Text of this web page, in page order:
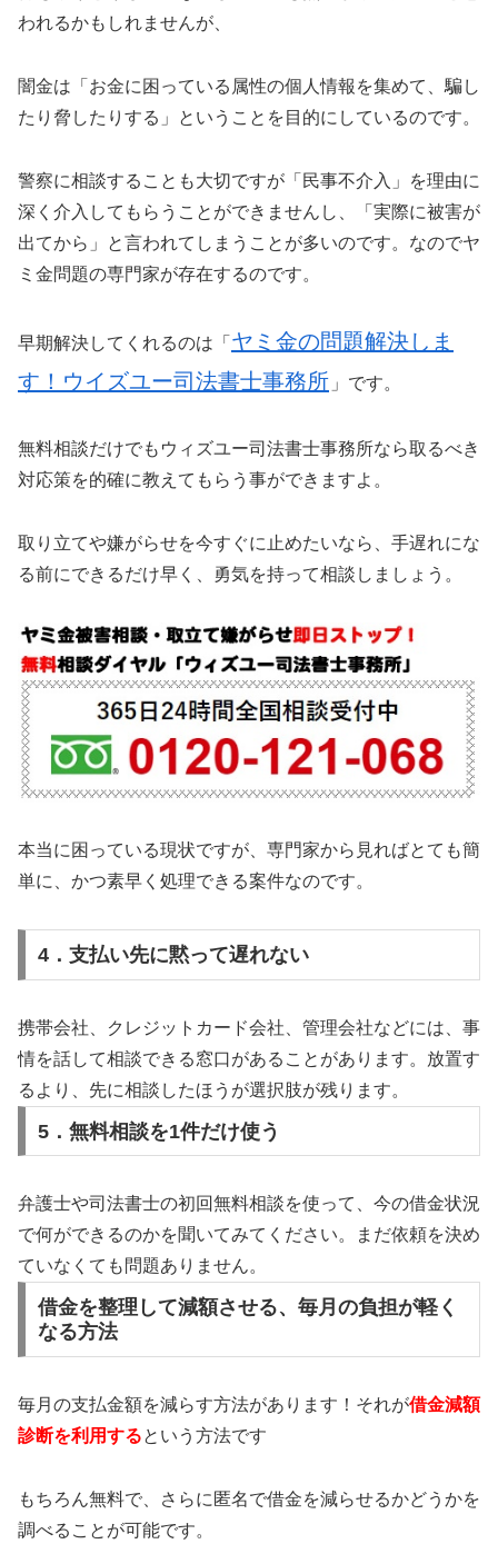
われるかもしれませんが、
闇金は「お金に困っている属性の個人情報を集めて、騙し
たり脅したりする」ということを目的にしているのです。
警察に相談することも大切ですが「民事不介入」を理由に
深く介入してもらうことができませんし、「実際に被害が
出てから」と言われてしまうことが多いのです。なのでヤ
ミ金問題の専門家が存在するのです。
早期解決してくれるのは「 ヤミ金の問題解決しま
す！ウイズユー司法書士事務所 」です。
無料相談だけでもウィズユー司法書士事務所なら取るべき
対応策を的確に教えてもらう事ができますよ。
取り立てや嫌がらせを今すぐに止めたいなら、手遅れにな
る前にできるだけ早く、勇気を持って相談しましょう。
本当に困っている現状ですが、専門家から見ればとても簡
単に、かつ素早く処理できる案件なのです。
4．支払い先に黙って遅れない
携帯会社、クレジットカード会社、管理会社などには、事
情を話して相談できる窓口があることがあります。放置す
るより、先に相談したほうが選択肢が残ります。
5．無料相談を1件だけ使う
弁護士や司法書士の初回無料相談を使って、今の借金状況
で何ができるのかを聞いてみてください。まだ依頼を決め
ていなくても問題ありません。
借金を整理して減額させる、毎月の負担が軽く
なる方法
毎月の支払金額を減らす方法があります！それが借金減額
診断を利用するという方法です
もちろん無料で、さらに匿名で借金を減らせるかどうかを
調べることが可能です。